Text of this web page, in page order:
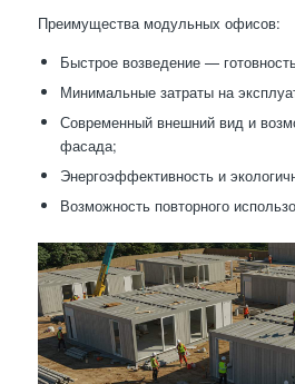
Преимущества модульных офисов:
Быстрое возведение —
Минимальные затраты на
Современный внешний вид и
фасада;
Энергоэффективность и
Возможность повторного